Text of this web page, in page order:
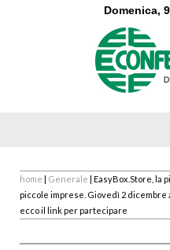
Domenica,
home | Generale | EasyBox.Store, la
piccole imprese. Giovedì 2
ecco il link per partecipare